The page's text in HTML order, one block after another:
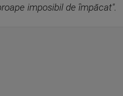
imposibil de împăcat".